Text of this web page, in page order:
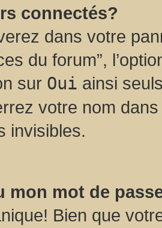
connectés?
dans votre
du forum”,
sur Oui ainsi
votre nom
invisibles.
mon mot de
Bien que